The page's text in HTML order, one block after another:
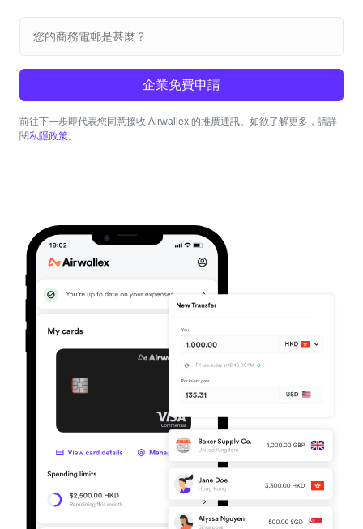
企業免費申請
前往下一步即代表您同意接收 Airwallex 的推廣通訊。如欲了解更多，請詳
閱私隱政策。